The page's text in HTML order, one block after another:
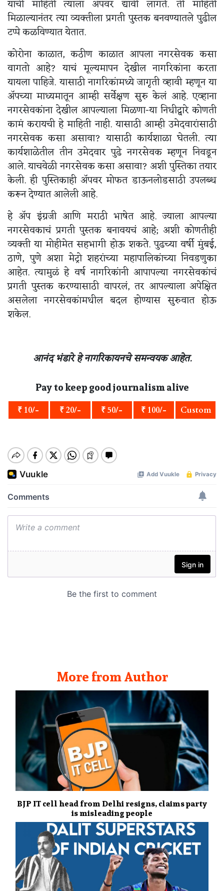
याची माहिती त्याला अ‍ॅपवर द्यावी लागते. ती माहिती
मिळाल्यानंतर त्या व्यक्तीला प्रगती पुस्तक बनवण्यातले पुढील
टप्पे कळविण्यात येतात.
कोरोना काळात, कठीण काळात आपला नगरसेवक कसा
वागतो आहे? याचं मूल्यमापन देखील नागरिकांना करता
यायला पाहिजे. यासाठी नागरिकांमध्ये जागृती व्हावी म्हणून या
अ‍ॅपच्या माध्यमातून आम्ही सर्वेक्षण सुरु केलं आहे. एव्हाना
नगरसेवकांना देखील आपल्याला मिळणा-या निधीद्वारे कोणती
कामं करायची हे माहिती नाही. यासाठी आम्ही उमेदवारांसाठी
नगरसेवक कसा असावा? यासाठी कार्यशाळा घेतली. त्या
कार्यशाळेतील तीन उमेदवार पुढे नगरसेवक म्हणून निवडून
आले. याचवेळी नगरसेवक कसा असावा? अशी पुस्तिका तयार
केली. ही पुस्तिकाही अ‍ॅपवर मोफत डाऊनलोडसाठी उपलब्ध
करून देण्यात आलेली आहे.
हे अ‍ॅप इंग्रजी आणि मराठी भाषेत आहे. ज्याला आपल्या
नगरसेवकाचं प्रगती पुस्तक बनावयचं आहे; अशी कोणतीही
व्यक्ती या मोहीमेत सहभागी होऊ शकते. पुढच्या वर्षी मुंबई,
ठाणे, पुणे अशा मेट्रो शहरांच्या महापालिकांच्या निवडणुका
आहेत. त्यामुळं हे वर्ष नागरिकांनी आपापल्या नगरसेवकांचं
प्रगती पुस्तक करण्यासाठी वापरलं, तर आपल्याला अपेक्षित
असलेला नगरसेवकांमधील बदल होण्यास सुरुवात होऊ
शकेल.
आनंद भंडारे हे नागरिकायनचे समन्वयक आहेत.
Pay to keep good journalism alive
₹ 10/- ₹ 20/- ₹ 50/- ₹ 100/- Custom
More from Author
BJP IT cell head from Delhi resigns, claims party
is misleading people